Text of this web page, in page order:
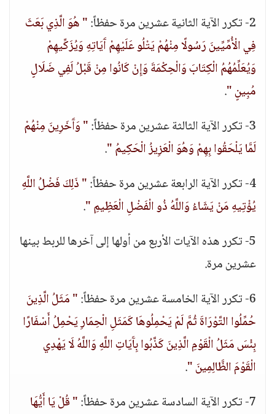
2- تكرر الآية الثانية عشرين مرة حفظاً:
" هُوَ الَّذِي بَعَثَ
فِي الْأُمِّيِّينَ رَسُولًا مِنْهُمْ يَتْلُو عَلَيْهِمْ آَيَاتِهِ وَيُزَكِّيهِمْ
وَيُعَلِّمُهُمُ الْكِتَابَ وَالْحِكْمَةَ وَإِنْ كَانُوا مِنْ قَبْلُ لَفِي ضَلَالٍ
مُبِينٍ ".
3- تكرر الآية الثالثة عشرين مرة حفظاً:
" وَآَخَرِينَ مِنْهُمْ
لَمَّا يَلْحَقُوا بِهِمْ وَهُوَ الْعَزِيزُ الْحَكِيمُ ".
4- تكرر الآية الرابعة عشرين مرة حفظاً:
" ذَلِكَ فَضْلُ اللَّهِ
يُؤْتِيهِ مَنْ يَشَاءُ وَاللَّهُ ذُو الْفَضْلِ الْعَظِيمِ ".
5- تكرر هذه الآيات الأربع من أولها إلى آخرها للربط بينها
عشرين مرة.
6- تكرر الآية الخامسة عشرين مرة حفظاً:
" مَثَلُ الَّذِينَ
حُمِّلُوا التَّوْرَاةَ ثُمَّ لَمْ يَحْمِلُوهَا كَمَثَلِ الْحِمَارِ يَحْمِلُ أَسْفَارًا
بِئْسَ مَثَلُ الْقَوْمِ الَّذِينَ كَذَّبُوا بِآَيَاتِ اللَّهِ وَاللَّهُ لَا يَهْدِي
الْقَوْمَ الظَّالِمِينَ ".
7- تكرر الآية السادسة عشرين مرة حفظاً:
" قُلْ يَا أَيُّهَا